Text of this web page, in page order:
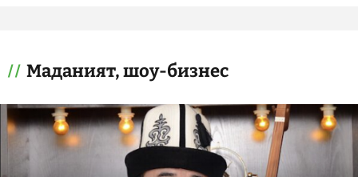
Маданият, шоу-бизнес